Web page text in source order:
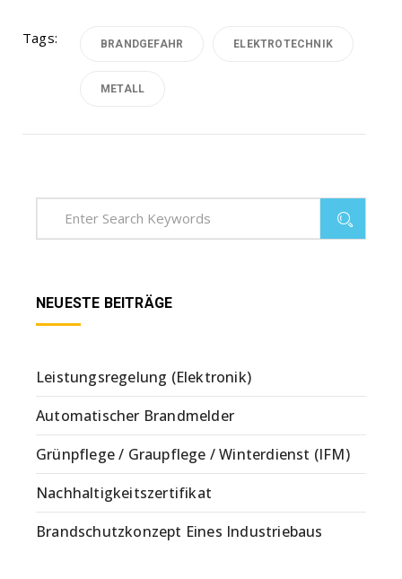
Tags: BRANDGEFAHR ELEKTROTECHNIK
METALL
NEUESTE BEITRÄGE
Leistungsregelung (Elektronik)
Automatischer Brandmelder
Grünpflege / Graupflege / Winterdienst (IFM)
Nachhaltigkeitszertifikat
Brandschutzkonzept Eines Industriebaus